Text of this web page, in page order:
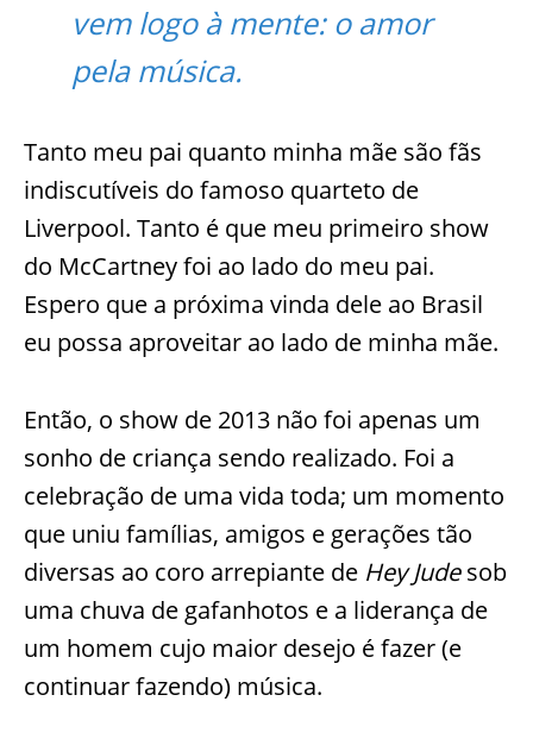
vem logo à mente: o amor
pela música.
Tanto meu pai quanto minha mãe são fãs
indiscutíveis do famoso quarteto de
Liverpool. Tanto é que meu primeiro show
do McCartney foi ao lado do meu pai.
Espero que a próxima vinda dele ao Brasil
eu possa aproveitar ao lado de minha mãe.
Então, o show de 2013 não foi apenas um
sonho de criança sendo realizado. Foi a
celebração de uma vida toda; um momento
que uniu famílias, amigos e gerações tão
diversas ao coro arrepiante de Hey Judesob
uma chuva de gafanhotos e a liderança de
um homem cujo maior desejo é fazer (e
continuar fazendo) música.